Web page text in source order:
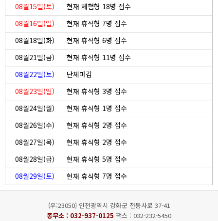
08월15일(토)
현재 체험형 18명 접수
08월16일(일)
현재 휴식형 7명 접수
08월18일(화)
현재 휴식형 6명 접수
08월21일(금)
현재 휴식형 11명 접수
08월22일(토)
단체마감
08월23일(일)
현재 휴식형 3명 접수
08월24일(월)
현재 휴식형 1명 접수
08월26일(수)
현재 휴식형 2명 접수
08월27일(목)
현재 휴식형 2명 접수
08월28일(금)
현재 휴식형 5명 접수
08월29일(토)
현재 휴식형 7명 접수
(우:23050) 인천광역시 강화군 전등사로 37-41
종무소 : 032-937-0125 팩스 : 032-232-5450